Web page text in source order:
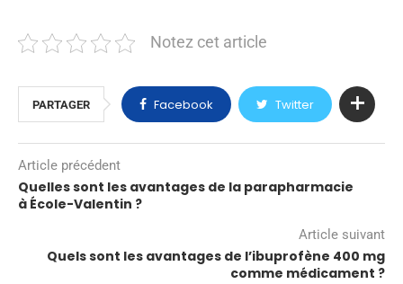
Notez cet article
PARTAGER Facebook Twitter
Article précédent
Quelles sont les avantages de la parapharmacie
à École-Valentin ?
Article suivant
Quels sont les avantages de l’ibuprofène 400 mg
comme médicament ?